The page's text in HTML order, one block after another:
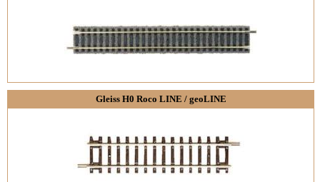
Gleiss H0 Roco LINE / geoLINE